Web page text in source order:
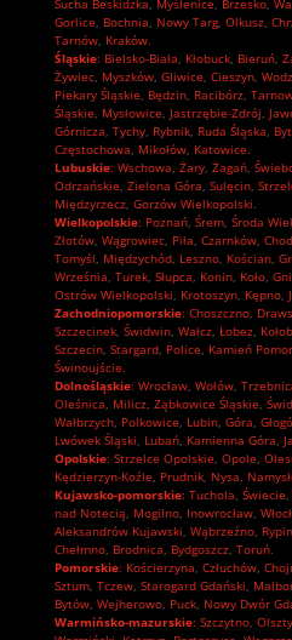
Sucha Beskidzka, Myślenice, Brzesko,
Gorlice, Bochnia, Nowy Targ, Olkusz,
Tarnów, Kraków.
Śląskie: Bielsko-Biała, Kłobuck, Bieruń,
Żywiec, Myszków, Gliwice, Cieszyn,
Piekary Śląskie, Będzin, Racibórz,
Śląskie, Mysłowice, Jastrzębie-Zdrój,
Górnicza, Tychy, Rybnik, Ruda Śląska,
Częstochowa, Mikołów, Katowice.
Lubuskie: Wschowa, Żary, Żagań,
Odrzańskie, Zielona Góra, Sulęcin,
Międzyrzecz, Gorzów Wielkopolski.
Wielkopolskie: Poznań, Śrem, Środa
Złotów, Wągrowiec, Piła, Czarnków,
Tomyśl, Międzychód, Leszno, Kościan,
Września, Turek, Słupca, Konin, Koło,
Ostrów Wielkopolski, Krotoszyn, Kępno,
Zachodniopomorskie: Choszczno,
Szczecinek, Świdwin, Wałcz, Łobez,
Szczecin, Stargard, Police, Kamień
Świnoujście.
Dolnośląskie: Wrocław, Wołów,
Oleśnica, Milicz, Ząbkowice Śląskie,
Wałbrzych, Polkowice, Lubin, Góra,
Lwówek Śląski, Lubań, Kamienna Góra,
Opolskie: Strzelce Opolskie, Opole,
Kędzierzyn-Koźle, Prudnik, Nysa,
Kujawsko-pomorskie: Tuchola, Świecie,
nad Notecią, Mogilno, Inowrocław,
Aleksandrów Kujawski, Wąbrzeźno, Rypin
Chełmno, Brodnica, Bydgoszcz, Toruń.
Pomorskie: Kościerzyna, Człuchów,
Sztum, Tczew, Starogard Gdański,
Bytów, Wejherowo, Puck, Nowy Dwór
Warmińsko-mazurskie: Szczytno,